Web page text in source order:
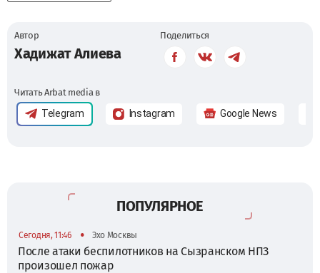
Автор
Хадижат Алиева
Поделиться
Читать Arbat media в
Telegram Instagram Google News
ПОПУЛЯРНОЕ
Сегодня, 11:46 • Эхо Москвы
После атаки беспилотников на Сызранском НПЗ
произошел пожар